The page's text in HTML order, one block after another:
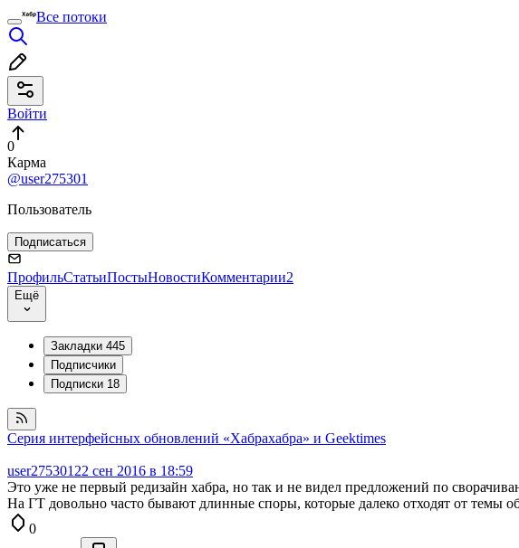
Все потоки
Войти
0
Карма
@user275301
Пользователь
Подписаться
ПрофильСтатьиПостыНовостиКомментарии2
Ещё
Закладки 445
Подписчики
Подписки 18
Серия интерфейсных обновлений «Хабрахабра» и Geektimes
user275301 22 сен 2016 в 18:59
Это уже не первый редизайн хабра, но так и не видел предложений по
На ГТ довольно часто бывают длинные споры, которые далеко отходят от темы
0